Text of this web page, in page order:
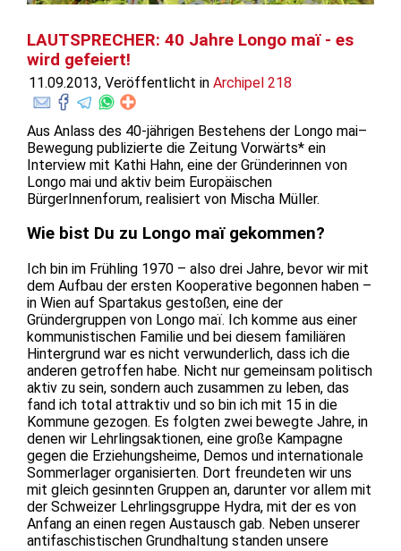
LAUTSPRECHER: 40 Jahre Longo maï - es
wird gefeiert!
11.09.2013, Veröffentlicht in Archipel 218
Aus Anlass des 40-jährigen Bestehens der Longo mai–
Bewegung publizierte die Zeitung Vorwärts* ein
Interview mit Kathi Hahn, eine der Gründerinnen von
Longo mai und aktiv beim Europäischen
BürgerInnenforum, realisiert von Mischa Müller.
Wie bist Du zu Longo maï gekommen?
Ich bin im Frühling 1970 – also drei Jahre, bevor wir mit
dem Aufbau der ersten Kooperative begonnen haben –
in Wien auf Spartakus gestoßen, eine der
Gründergruppen von Longo maï. Ich komme aus einer
kommunistischen Familie und bei diesem familiären
Hintergrund war es nicht verwunderlich, dass ich die
anderen getroffen habe. Nicht nur gemeinsam politisch
aktiv zu sein, sondern auch zusammen zu leben, das
fand ich total attraktiv und so bin ich mit 15 in die
Kommune gezogen. Es folgten zwei bewegte Jahre, in
denen wir Lehrlingsaktionen, eine große Kampagne
gegen die Erziehungsheime, Demos und internationale
Sommerlager organisierten. Dort freundeten wir uns
mit gleich gesinnten Gruppen an, darunter vor allem mit
der Schweizer Lehrlingsgruppe Hydra, mit der es von
Anfang an einen regen Austausch gab. Neben unserer
antifaschistischen Grundhaltung standen unsere